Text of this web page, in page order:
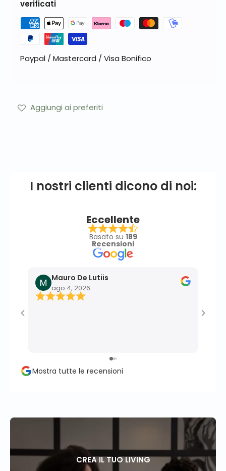
verificati
Paypal / Mastercard / Visa Bonifico
Aggiungi ai preferiti
I nostri clienti dicono di noi:
Eccellente
Basato su 189
Recensioni
Mauro De Lutiis
ago 4, 2026
Mostra tutte le recensioni
CREA IL TUO LIVING